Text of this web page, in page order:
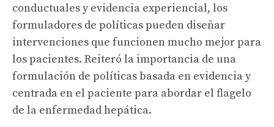
conductuales y evidencia experiencial, los
formuladores de políticas pueden diseñar
intervenciones que funcionen mucho mejor para
los pacientes. Reiteró la importancia de una
formulación de políticas basada en evidencia y
centrada en el paciente para abordar el flagelo
de la enfermedad hepática.